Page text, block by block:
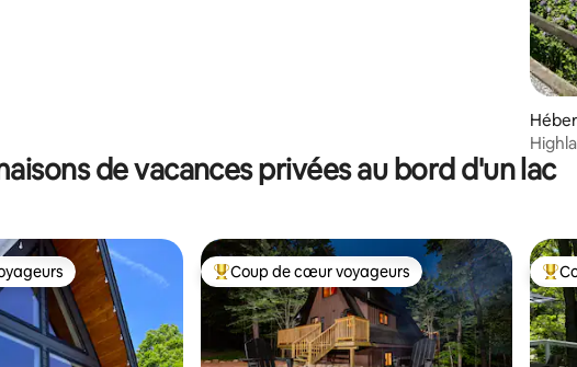
lac
de vacances privées au bord d'un lac
Coups de cœur voyageurs les plus appréciés
Coup de cœur voyageurs